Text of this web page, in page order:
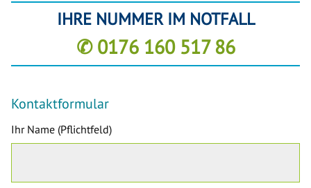
IHRE NUMMER IM NOTFALL
✆ 0176 160 517 86
Kontaktformular
Ihr Name (Pflichtfeld)